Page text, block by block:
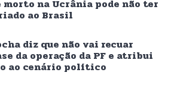
morto na Ucrânia pode não ter
ao Brasil
diz que não vai recuar
da operação da PF e atribui
ao cenário político